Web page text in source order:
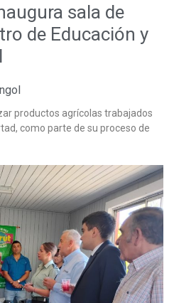
sala de
de Educación y
productos agrícolas trabajados
como parte de su proceso de